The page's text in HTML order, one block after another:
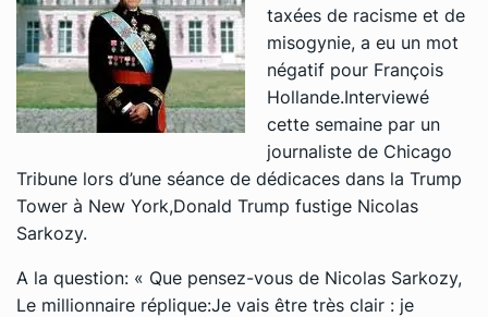
taxées de racisme et de
misogynie, a eu un mot
négatif pour François
Hollande.Interviewé
cette semaine par un
journaliste de Chicago
Tribune lors d’une séance de dédicaces dans la Trump
Tower à New York,Donald Trump fustige Nicolas
Sarkozy.
A la question: « Que pensez-vous de Nicolas Sarkozy,
Le millionnaire réplique:Je vais être très clair : je